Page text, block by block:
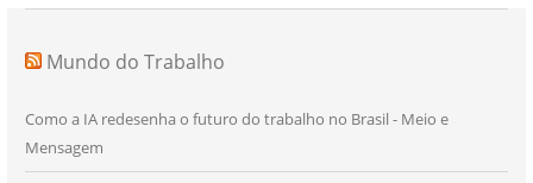
Mundo do Trabalho
Como a IA redesenha o futuro do trabalho no Brasil - Meio e
Mensagem